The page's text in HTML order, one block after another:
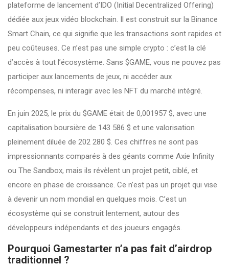
plateforme de lancement d’IDO (Initial Decentralized Offering)
dédiée aux jeux vidéo blockchain. Il est construit sur la Binance
Smart Chain, ce qui signifie que les transactions sont rapides et
peu coûteuses. Ce n’est pas une simple crypto : c’est la clé
d’accès à tout l’écosystème. Sans $GAME, vous ne pouvez pas
participer aux lancements de jeux, ni accéder aux
récompenses, ni interagir avec les NFT du marché intégré.
En juin 2025, le prix du $GAME était de 0,001957 $, avec une
capitalisation boursière de 143 586 $ et une valorisation
pleinement diluée de 202 280 $. Ces chiffres ne sont pas
impressionnants comparés à des géants comme Axie Infinity
ou The Sandbox, mais ils révèlent un projet petit, ciblé, et
encore en phase de croissance. Ce n’est pas un projet qui vise
à devenir un nom mondial en quelques mois. C’est un
écosystème qui se construit lentement, autour des
développeurs indépendants et des joueurs engagés.
Pourquoi Gamestarter n’a pas fait d’airdrop
traditionnel ?